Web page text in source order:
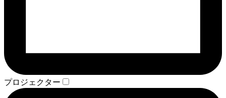
プロジェクター